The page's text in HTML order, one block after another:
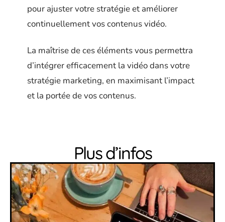
pour ajuster votre stratégie et améliorer
continuellement vos contenus vidéo.
La maîtrise de ces éléments vous permettra
d’intégrer efficacement la vidéo dans votre
stratégie marketing, en maximisant l’impact
et la portée de vos contenus.
Plus d’infos